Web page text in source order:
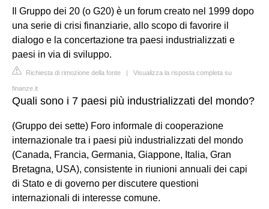
Il Gruppo dei 20 (o G20) è un forum creato nel 1999 dopo
una serie di crisi finanziarie, allo scopo di favorire il
dialogo e la concertazione tra paesi industrializzati e
paesi in via di sviluppo.
Richiesta di rimozione della fonte | Visualizza la risposta completa su
finanze.it
Quali sono i 7 paesi più industrializzati del mondo?
(Gruppo dei sette) Foro informale di cooperazione
internazionale tra i paesi più industrializzati del mondo
(Canada, Francia, Germania, Giappone, Italia, Gran
Bretagna, USA), consistente in riunioni annuali dei capi
di Stato e di governo per discutere questioni
internazionali di interesse comune.